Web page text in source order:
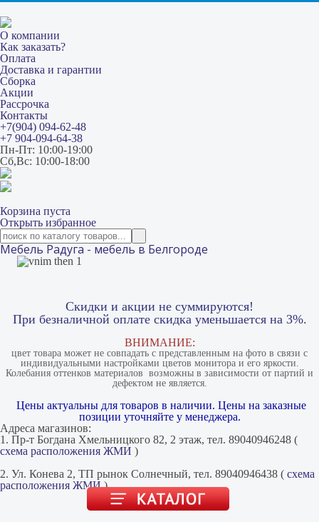
О компании
Как заказать?
Оплата
Доставка и гарантии
Сборка
Акции
Рассрочка
Контакты
+7(904) 094-62-48
+7 904-094-64-38
Пн-Пт: 10:00-19:00
Сб,Вс: 10:00-18:00
Корзина пуста
Открыть избранное
Мебель Радуга - мебель в Белгороде
Скидки и акции не суммируются!
При безналичной оплате скидка уменьшается на 3%.
ВНИМАНИЕ:
цвет товара может не совпадать с представленным на фото в связи с
индивидуальными настройками цветов монитора и его яркости.
Колебания оттенков материалов​ ​ возможны в зависимости от партий и
дефектом не является.
Цены актуальны для товаров в наличии. Цены на заказные
позиции уточняйте у менеджера.
Адреса магазинов:
1. Пр-т Богдана Хмельницкого 82, 2 этаж, тел. 89040946248 (
схема расположения ЖМИ )
2. Ул. Конева 2, ТП рынок Солнечный, тел. 89040946438 ( схема
расположения ЖМИ)